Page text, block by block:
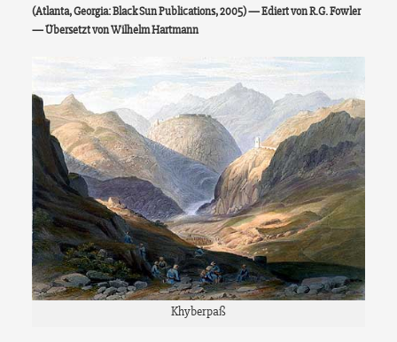
(Atlanta, Georgia: Black Sun Publications, 2005) — Ediert von R.G. Fowler
— Übersetzt von Wilhelm Hartmann
Khyberpaß